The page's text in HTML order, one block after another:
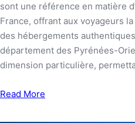
sont une référence en matière
France, offrant aux voyageurs
des hébergements
département des Pyrénées-
dimension particulière,
Read More